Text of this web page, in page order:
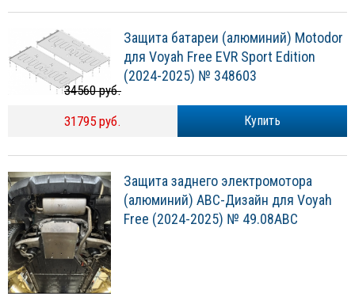
Защита батареи (алюминий) Motodor
для Voyah Free EVR Sport Edition
(2024-2025) № 348603
Купить
34560 руб.
31795 руб.
Защита заднего электромотора
(алюминий) АВС-Дизайн для Voyah
Free (2024-2025) № 49.08ABC